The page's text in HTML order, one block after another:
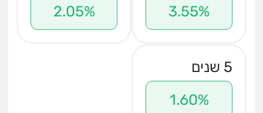
3.55%
2.05%
5 שנים
1.60%